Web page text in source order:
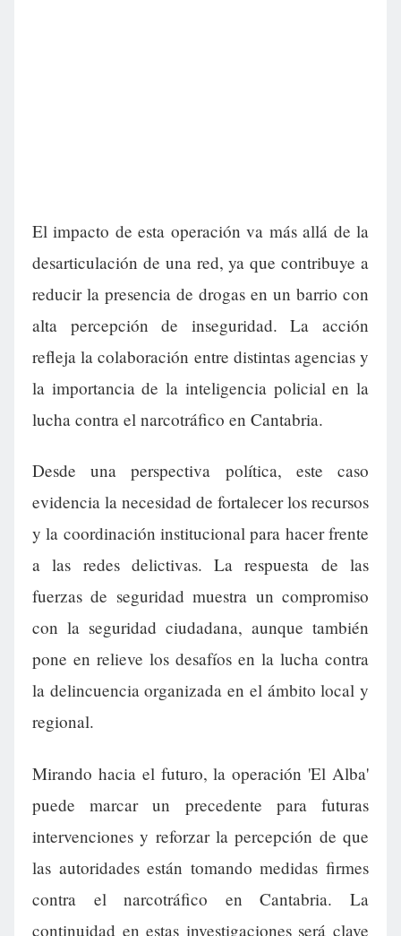
El impacto de esta operación va más allá de la
desarticulación de una red, ya que contribuye a
reducir la presencia de drogas en un barrio con
alta percepción de inseguridad. La acción
refleja la colaboración entre distintas agencias y
la importancia de la inteligencia policial en la
lucha contra el narcotráfico en Cantabria.
Desde una perspectiva política, este caso
evidencia la necesidad de fortalecer los recursos
y la coordinación institucional para hacer frente
a las redes delictivas. La respuesta de las
fuerzas de seguridad muestra un compromiso
con la seguridad ciudadana, aunque también
pone en relieve los desafíos en la lucha contra
la delincuencia organizada en el ámbito local y
regional.
Mirando hacia el futuro, la operación 'El Alba'
puede marcar un precedente para futuras
intervenciones y reforzar la percepción de que
las autoridades están tomando medidas firmes
contra el narcotráfico en Cantabria. La
continuidad en estas investigaciones será clave